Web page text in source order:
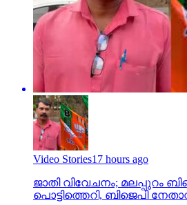
Video Stories17 hours ago
ജാതി വിവേചനം; മലപ്പുറം
പൊട്ടിത്തെറി, ബിജെപി